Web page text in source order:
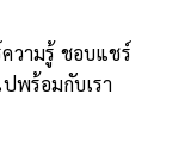
วามรู้ ชอบแชร์
พร้อมกับเรา